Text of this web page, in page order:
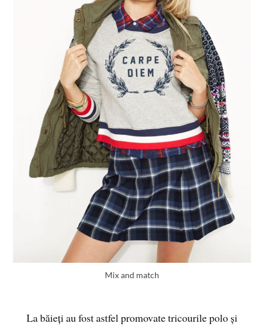
Mix and match
La băieți au fost astfel promovate tricourile polo și